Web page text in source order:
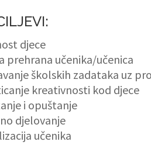
djece
prehrana učenika/učenica
školskih zadataka uz
kreativnosti kod djece
i opuštanje
djelovanje
učenika